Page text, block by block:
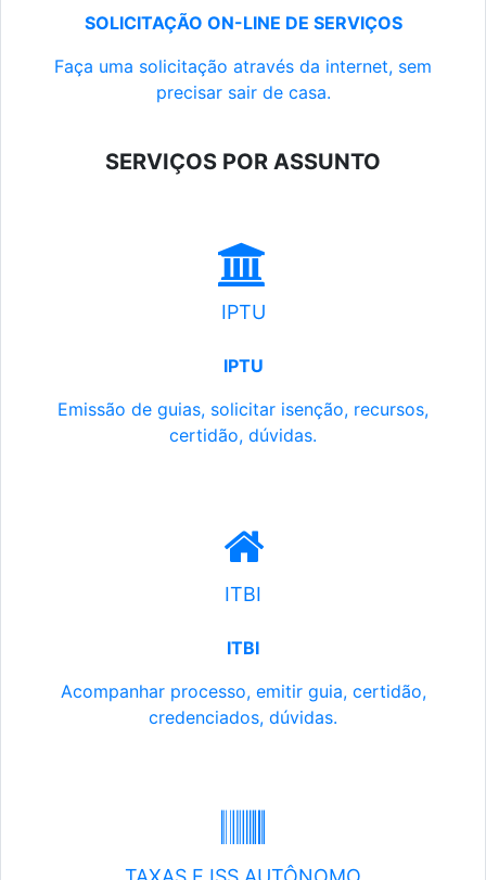
SOLICITAÇÃO ON-LINE DE SERVIÇOS
Faça uma solicitação através da internet, sem
precisar sair de casa.
SERVIÇOS POR ASSUNTO
IPTU
IPTU
Emissão de guias, solicitar isenção, recursos,
certidão, dúvidas.
ITBI
ITBI
Acompanhar processo, emitir guia, certidão,
credenciados, dúvidas.